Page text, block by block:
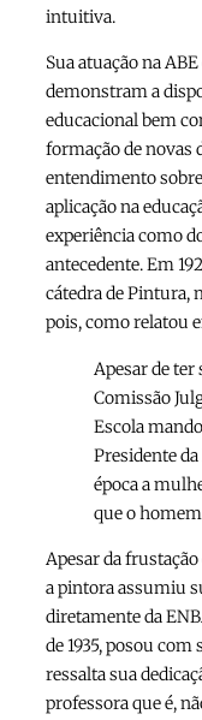
intuitiva.
Sua atuação na
demonstram a
educacional bem
formação de novas
entendimento
aplicação na
experiência como
antecedente. Em
cátedra de Pintura,
pois, como relatou
Apesar de ter
Comissão
Escola
Presidente
época a
que o
Apesar da
a pintora assumiu
diretamente da
de 1935, posou
ressalta sua
professora que é,